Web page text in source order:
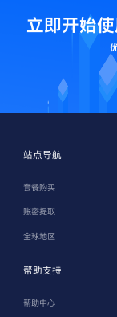
立即开始
站点导航
套餐购买
账密提取
全球地区
帮助支持
帮助中心